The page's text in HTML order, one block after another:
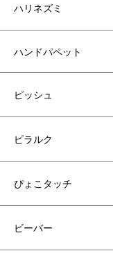
ハリネズミ
ハンドパペット
ピッシュ
ピラルク
ぴょこタッチ
ビーバー